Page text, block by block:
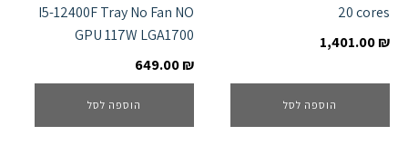
20 cores
1,401.00₪
הוספה לסל
I5-12400F Tray No Fan NO
GPU 117W LGA1700
649.00₪
הוספה לסל